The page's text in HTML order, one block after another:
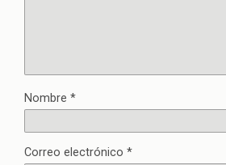
Nombre *
Correo electrónico *